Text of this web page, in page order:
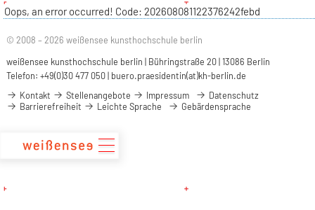
zum
Inhalt
Oops, an error occurred! Code: 202608081122376242febd
© 2008 – 2026 weißensee kunsthochschule berlin
weißensee kunsthochschule berlin | Bühringstraße 20 | 13086 Berlin
Telefon: +49(0)30 477 050 | buero.praesidentin(at)kh-berlin.de
Kontakt
Stellenangebote Impressum
Datenschutz
Barrierefreiheit
Leichte Sprache Gebärdensprache